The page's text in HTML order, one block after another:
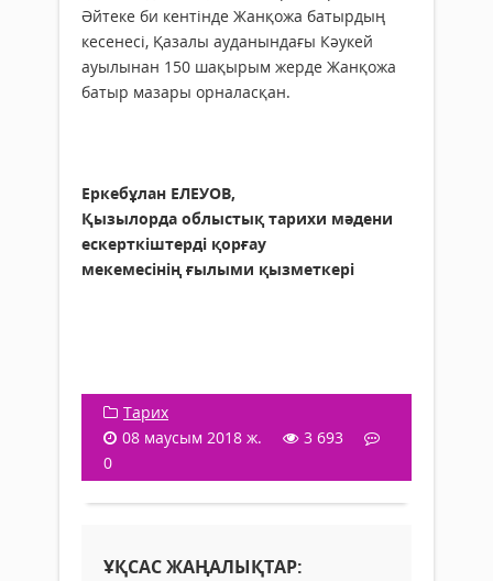
Әйтеке би кентінде Жанқожа батырдың
кесенесі, Қазалы ауданындағы Кәукей
ауылынан 150 шақырым жерде Жанқожа
батыр мазары орналасқан.
Еркебұлан ЕЛЕУОВ,
Қызылорда облыстық тарихи мәдени
ескерткіштерді қорғау
мекемесінің ғылыми қызметкері
Тарих
08 маусым 2018 ж.
3 693
0
ҰҚСАС ЖАҢАЛЫҚТАР: